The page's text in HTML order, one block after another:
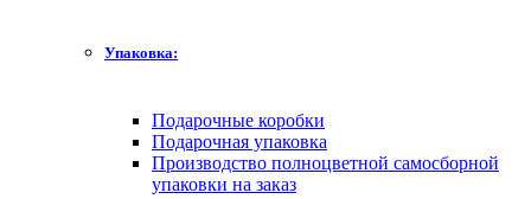
Упаковка:
Подарочные коробки
Подарочная упаковка
Производство полноцветной самосборной
упаковки на заказ